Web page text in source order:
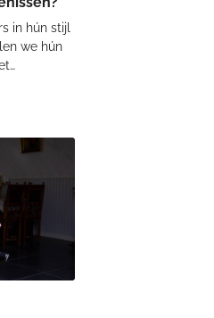
in hún stijl
we hún
nog voor